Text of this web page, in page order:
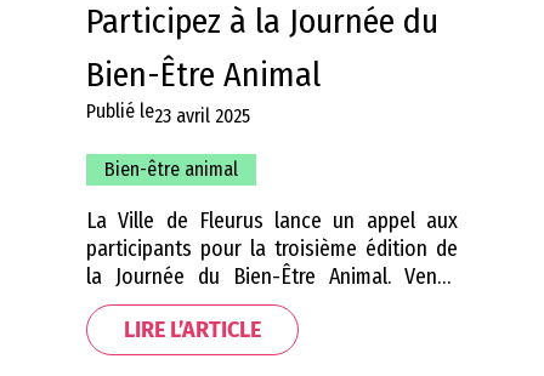
Participez à la Journée du
Bien-Être Animal
Publié le23 avril 2025
Bien-être animal
La Ville de Fleurus lance un appel aux
participants pour la troisième édition de
la Journée du Bien-Être Animal. Venez
partager votre passion et vos
connaissances en participant à cet
évènement le samedi 27 septembre 2025
LIRE L’ARTICLE